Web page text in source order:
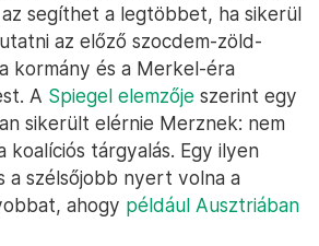
segíthet a legtöbbet, ha sikerül
az előző szocdem-zöld-
kormány és a Merkel-éra
A Spiegel elemzője szerint egy
sikerült elérnie Merznek: nem
koalíciós tárgyalás. Egy ilyen
a szélsőjobb nyert volna a
ahogy például Ausztriában